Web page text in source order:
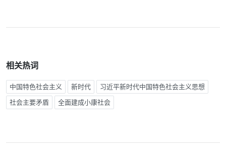
相关热词
中国特色社会主义 新时代 习近平新时代中国特色社会主义思想
社会主要矛盾 全面建成小康社会